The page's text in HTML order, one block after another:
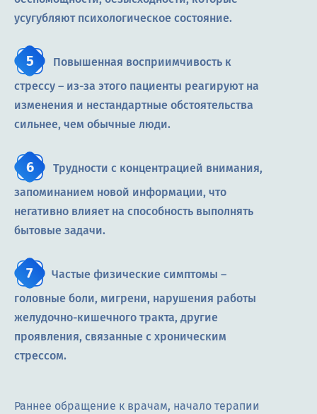
усугубляют психологическое состояние.
Повышенная восприимчивость к
стрессу – из-за этого пациенты реагируют на
изменения и нестандартные обстоятельства
сильнее, чем обычные люди.
Трудности с концентрацией внимания,
запоминанием новой информации, что
негативно влияет на способность выполнять
бытовые задачи.
Частые физические симптомы –
головные боли, мигрени, нарушения работы
желудочно-кишечного тракта, другие
проявления, связанные с хроническим
стрессом.
Раннее обращение к врачам, начало терапии